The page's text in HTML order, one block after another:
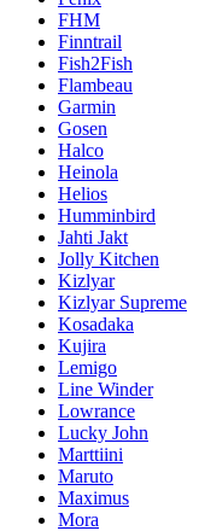
FHM
Finntrail
Fish2Fish
Flambeau
Garmin
Gosen
Halco
Heinola
Helios
Humminbird
Jahti Jakt
Jolly Kitchen
Kizlyar
Kizlyar Supreme
Kosadaka
Kujira
Lemigo
Line Winder
Lowrance
Lucky John
Marttiini
Maruto
Maximus
Mora